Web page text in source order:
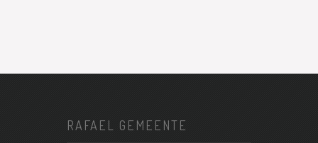
RAFAEL GEMEENTE